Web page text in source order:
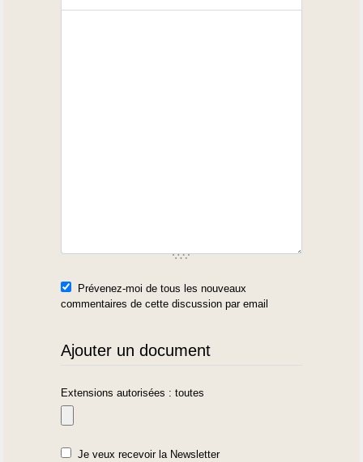
Prévenez-moi de tous les nouveaux
commentaires de cette discussion par email
Ajouter un document
Extensions autorisées : toutes
Je veux recevoir la Newsletter